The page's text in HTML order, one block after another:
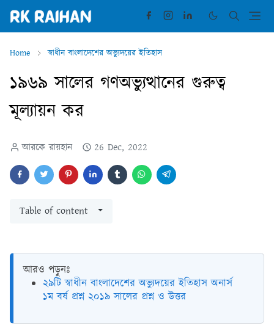
Home স্বাধীন বাংলাদেশের অভ্যুদয়ের ইতিহাস
১৯৬৯ সালের গণঅভ্যুত্থানের গুরুত্ব
মূল্যায়ন কর
আরকে রায়হান 26 Dec, 2022
Table of content
আরও পড়ুনঃ
২৯টি স্বাধীন বাংলাদেশের অভ্যুদয়ের ইতিহাস অনার্স
১ম বর্ষ প্রশ্ন ২০১৯ সালের প্রশ্ন ও উত্তর